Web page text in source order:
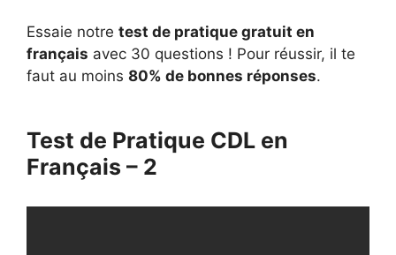
Essaie notre test de pratique gratuit en
français avec 30 questions ! Pour réussir, il te
faut au moins 80% de bonnes réponses.
Test de Pratique CDL en
Français – 2